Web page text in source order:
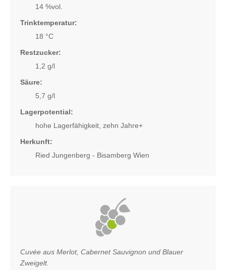
14 %vol.
Trinktemperatur:
18 °C
Restzucker:
1,2 g/l
Säure:
5,7 g/l
Lagerpotential:
hohe Lagerfähigkeit, zehn Jahre+
Herkunft:
Ried Jungenberg - Bisamberg Wien
Cuvée aus Merlot, Cabernet Sauvignon und Blauer
Zweigelt.
Andere Spezialitäten
Lieferung und Versand
Ab-Hof-Verkauf
Bezugsquellen
Erste Lagen
Warenkorb (0)